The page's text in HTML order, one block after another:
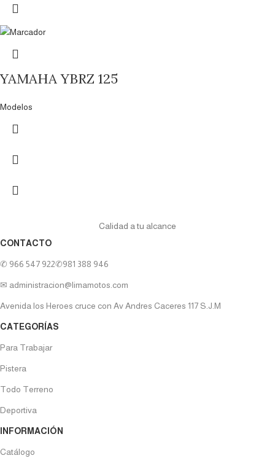
YAMAHA YBRZ 125
Modelos
Calidad a tu alcance
CONTACTO
✆ 966 547 922✆981 388 946
✉ administracion@limamotos.com
Avenida los Heroes cruce con Av Andres Caceres 117 S.J.M
CATEGORÍAS
Para Trabajar
Pistera
Todo Terreno
Deportiva
INFORMACIÓN
Catálogo